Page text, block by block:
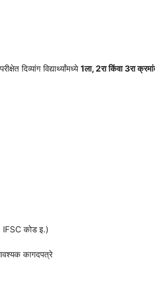
दिव्यांग विद्यार्थ्यांमध्ये 1ला, 2रा किंवा 3रा
IFSC कोड इ.)
आवश्यक कागदपत्रे